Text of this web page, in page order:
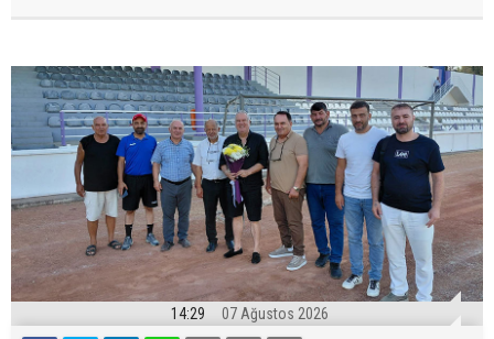
14:29 07 Ağustos 2026